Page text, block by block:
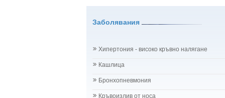
Проблеми с очите на бебето и детето
Рубеола
Температура - висока
Хрема при бебето и детето
Заболявания
Хипертония - високо кръвно налягане
Кашлица
Бронхопневмония
Кръвоизлив от носа